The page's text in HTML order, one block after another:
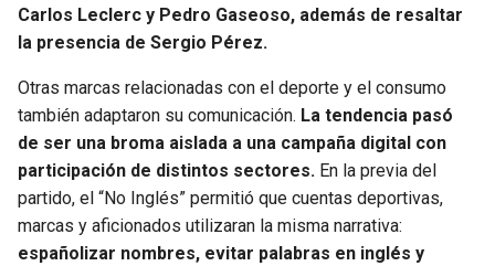
Carlos Leclerc y Pedro Gaseoso, además de resaltar
la presencia de Sergio Pérez.
Otras marcas relacionadas con el deporte y el consumo
también adaptaron su comunicación. La tendencia pasó
de ser una broma aislada a una campaña digital con
participación de distintos sectores. En la previa del
partido, el “No Inglés” permitió que cuentas deportivas,
marcas y aficionados utilizaran la misma narrativa:
españolizar nombres, evitar palabras en inglés y